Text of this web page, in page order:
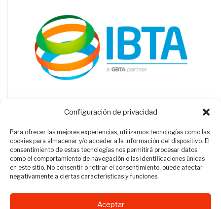
Configuración de privacidad
Para ofrecer las mejores experiencias, utilizamos tecnologías como las
cookies para almacenar y/o acceder a la información del dispositivo. El
consentimiento de estas tecnologías nos permitirá procesar datos
como el comportamiento de navegación o las identificaciones únicas
en este sitio. No consentir o retirar el consentimiento, puede afectar
negativamente a ciertas características y funciones.
Aceptar